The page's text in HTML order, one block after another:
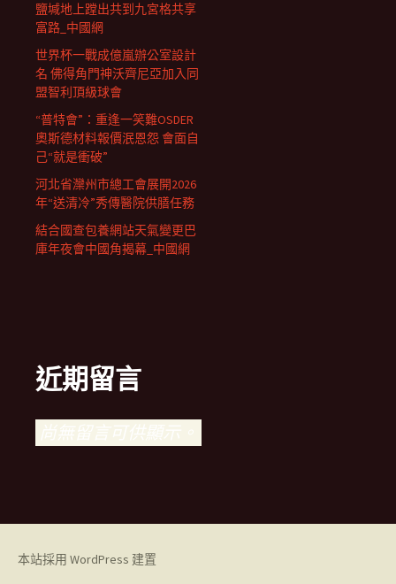
鹽堿地上蹚出共到九宮格共享
富路_中國網
世界杯一戰成億嵐辦公室設計
名 佛得角門神沃齊尼亞加入同
盟智利頂級球會
“普特會”：重逢一笑難OSDER
奧斯德材料報價泯恩怨 會面自
己“就是衝破”
河北省灤州市總工會展開2026
年“送清冷”秀傳醫院供膳任務
結合國查包養網站天氣變更巴
庫年夜會中國角揭幕_中國網
近期留言
尚無留言可供顯示。
本站採用 WordPress 建置